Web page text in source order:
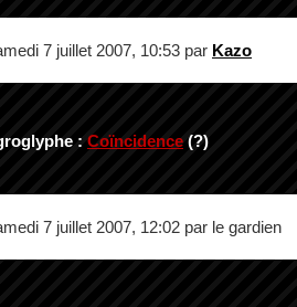
7 juillet 2007, 10:53 par Kazo
: Coïncidence (?)
7 juillet 2007, 12:02 par le gardien